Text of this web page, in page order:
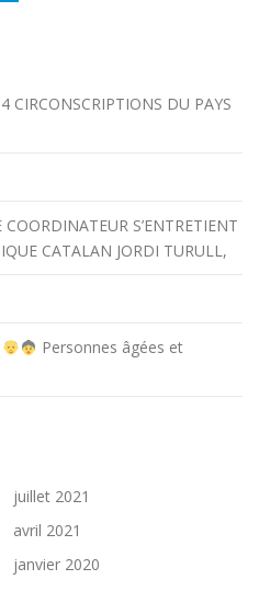
CIRCONSCRIPTIONS DU PAYS
COORDINATEUR S’ENTRETIENT
CATALAN JORDI TURULL,
Personnes âgées et
juillet 2021
avril 2021
janvier 2020